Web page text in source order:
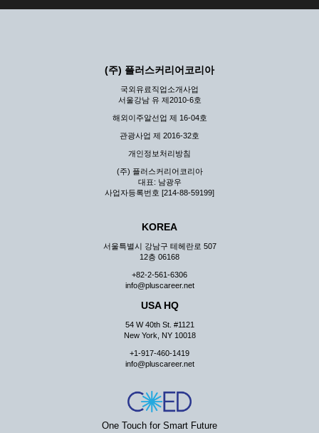
(주) 플러스커리어코리아
국외유료직업소개사업
서울강남 유 제2010-6호
해외이주알선업 제 16-04호
관광사업 제 2016-32호
개인정보처리방침
(주) 플러스커리어코리아
대표: 남광우
사업자등록번호 [214-88-59199]
KOREA
서울특별시 강남구 테헤란로 507
12층 06168
+82-2-561-6306
info@pluscareer.net
USA HQ
54 W 40th St. #1121
New York, NY 10018
+1-917-460-1419
info@pluscareer.net
One Touch for Smart Future